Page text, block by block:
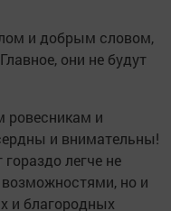
и добрым словом,
они не будут
ровесникам и
и внимательны!
легче не
но и
и благородных